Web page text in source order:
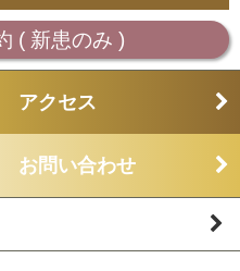
( 新患のみ )
アクセス
お問い合わせ